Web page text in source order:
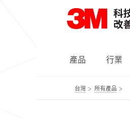
產品 行業
台灣 所有產品